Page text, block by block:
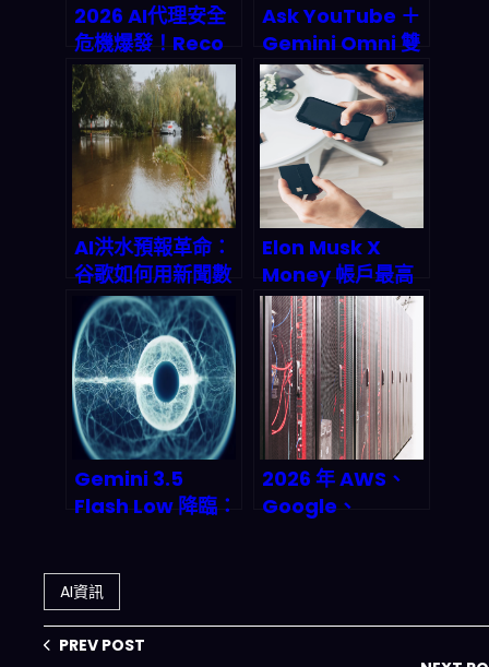
2026 AI代理安全
危機爆發！Reco
新功能如何即時阻
斷部署攻擊、誤判
與資料外洩？
Ask YouTube ＋
Gemini Omni 雙
殺登場：對話式 AI
搜片與 Shorts 自
動產稿如何改寫
2026 影音經濟規
則
AI洪水預報革命：
谷歌如何用新聞數
據提前24小時預測
城市洪災？
Elon Musk X
Money 帳戶最高
6% APY 震撼上
線！2026 年 DeFi
革命讓你的 X 存款
自動生財
Gemini 3.5
Flash Low 降臨：
自動化版圖
2026 年 AWS、
Google、
AI資訊
PREV POST